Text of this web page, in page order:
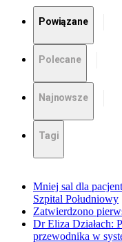
Powiązane
Polecane
Najnowsze
Tagi
Mniej sal dla
Szpital Południowy
Zatwierdzono
Dr Eliza Działach:
przewodnika w